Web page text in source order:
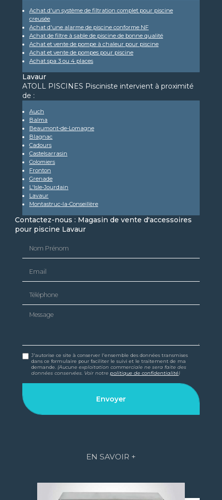
Achat d'un système de filtration complet pour piscine
creusée
Achat d'une alarme de piscine conforme NF
Achat de filtre à sable de piscine de bonne qualité
Achat et vente de pompe à chaleur pour piscine
Achat et vente de pompes pour piscine
Achat spa 3 ou 4 places
Lavaur
ATOLL PISCINES Pisciniste intervient à proximité
de :
Auch
Balma
Beaumont-de-Lomagne
Blagnac
Cadours
Castelsarrasin
Colomiers
Fronton
Grenade
L'Isle-Jourdain
Lavaur
Montastruc-la-Conseillère
Contactez-nous : Magasin de vente d'accessoires
pour piscine Lavaur
Message
J'autorise ce site à conserver l'ensemble des données transmises
dans ce formulaire pour faciliter le suivi et le traitement de ma
demande. (Aucune exploitation commerciale ne sera faite des
données conservées. Voir notrepolitique de confidentialité)
EN SAVOIR +